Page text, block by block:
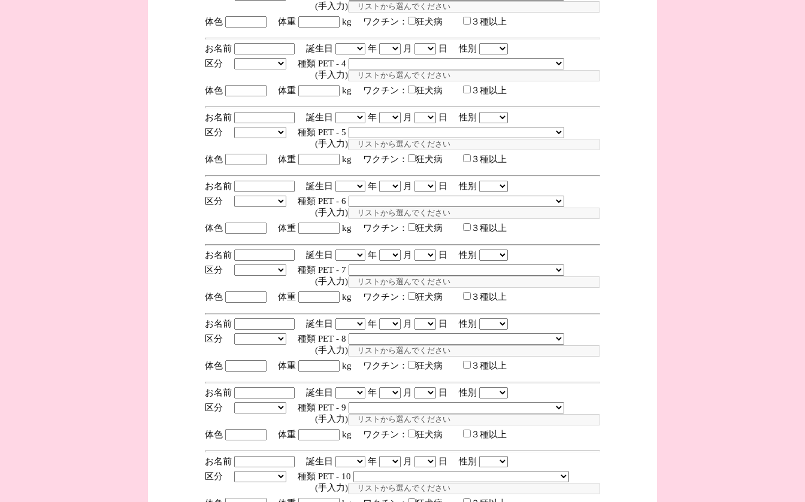
(手入力)
体色
体重 kg ワクチン： 狂犬病 ３種以上
お名前 誕生日 年 月
日 性別
区分
種類 PET - 4
(手入力)
体色
体重 kg ワクチン： 狂犬病 ３種以上
お名前 誕生日 年 月
日 性別
区分
種類 PET - 5
(手入力)
体色
体重 kg ワクチン： 狂犬病 ３種以上
お名前 誕生日 年 月
日 性別
区分
種類 PET - 6
(手入力)
体色
体重 kg ワクチン： 狂犬病 ３種以上
お名前 誕生日 年 月
日 性別
区分
種類 PET - 7
(手入力)
体色
体重 kg ワクチン： 狂犬病 ３種以上
お名前 誕生日 年 月
日 性別
区分
種類 PET - 8
(手入力)
体色
体重 kg ワクチン： 狂犬病 ３種以上
お名前 誕生日 年 月
日 性別
区分
種類 PET - 9
(手入力)
体色
体重 kg ワクチン： 狂犬病 ３種以上
お名前 誕生日 年 月
日 性別
区分
種類 PET - 10
(手入力)